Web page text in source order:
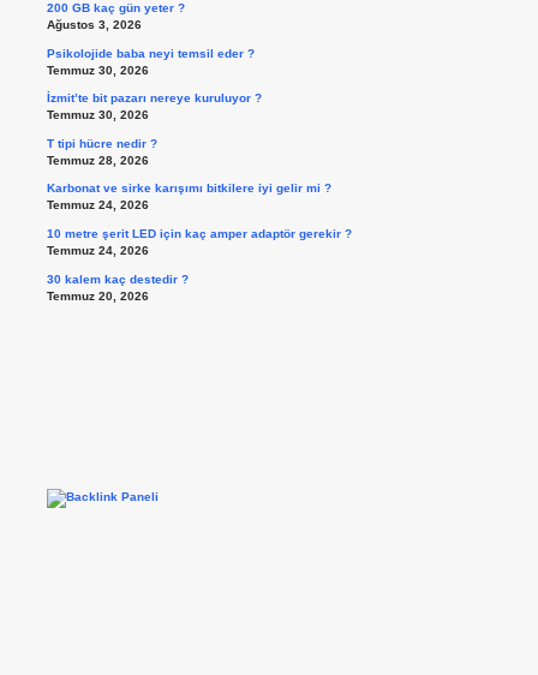
200 GB kaç gün yeter ?
Ağustos 3, 2026
Psikolojide baba neyi temsil eder ?
Temmuz 30, 2026
İzmit’te bit pazarı nereye kuruluyor ?
Temmuz 30, 2026
T tipi hücre nedir ?
Temmuz 28, 2026
Karbonat ve sirke karışımı bitkilere iyi gelir mi ?
Temmuz 24, 2026
10 metre şerit LED için kaç amper adaptör gerekir ?
Temmuz 24, 2026
30 kalem kaç destedir ?
Temmuz 20, 2026